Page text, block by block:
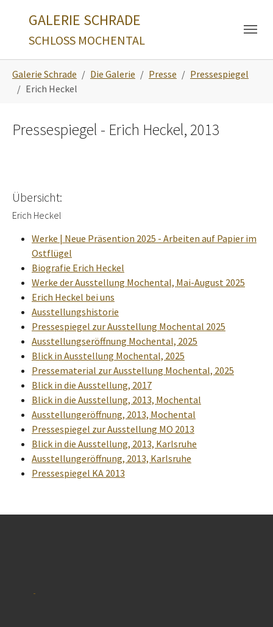
GALERIE SCHRADE
SCHLOSS MOCHENTAL
Galerie Schrade Die Galerie Presse
Pressespiegel
Erich Heckel
Pressespiegel - Erich Heckel, 2013
Übersicht:
Erich Heckel
Werke | Neue Präsention 2025 - Arbeiten auf Papier im
Ostflügel
Biografie Erich Heckel
Werke der Ausstellung Mochental, Mai-August 2025
Erich Heckel bei uns
Ausstellungshistorie
Pressespiegel zur Ausstellung Mochental 2025
Ausstellungseröffnung Mochental, 2025
Blick in Ausstellung Mochental, 2025
Pressematerial zur Ausstellung Mochental, 2025
Blick in die Ausstellung, 2017
Blick in die Ausstellung, 2013, Mochental
Ausstellungeröffnung, 2013, Mochental
Pressespiegel zur Ausstellung MO 2013
Blick in die Ausstellung, 2013, Karlsruhe
Ausstellungeröffnung, 2013, Karlsruhe
Pressespiegel KA 2013